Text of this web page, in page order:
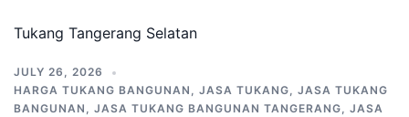
Tukang Tangerang Selatan
JULY 26, 2026
HARGA TUKANG BANGUNAN , JASA TUKANG, JASA TUKANG
BANGUNAN , JASA TUKANG BANGUNAN TANGERANG, JASA